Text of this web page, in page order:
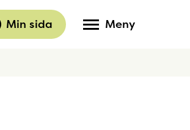
Min sida Meny